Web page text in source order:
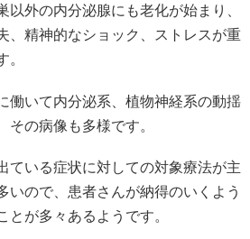
以外の内分泌腺にも老化が始まり、
、精神的なショック、ストレスが重
。
働いて内分泌系、植物神経系の動揺
その病像も多様です。
ている症状に対しての対象療法が主
いので、患者さんが納得のいくよう
とが多々あるようです。